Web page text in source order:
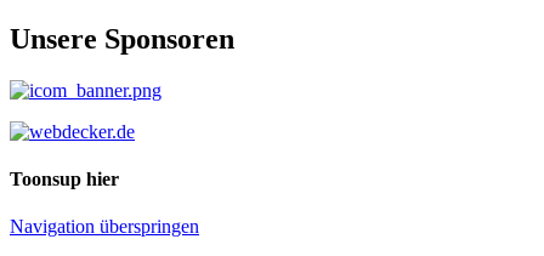
Unsere Sponsoren
Toonsup hier
Navigation überspringen